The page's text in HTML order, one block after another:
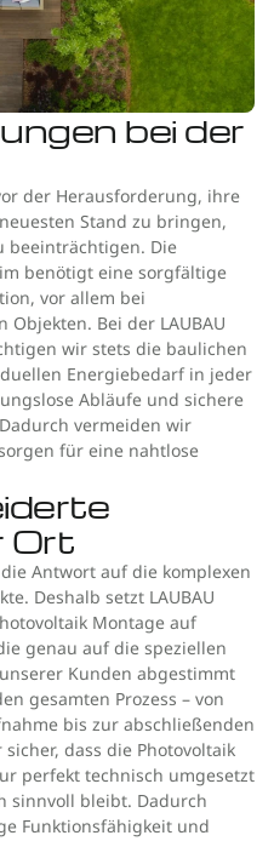
bei der
der Herausforderung, ihre
Stand zu bringen,
beeinträchtigen. Die
benötigt eine sorgfältige
vor allem bei
Bei der LAUBAU
wir stets die baulichen
Energiebedarf in jeder
Abläufe und sichere
vermeiden wir
für eine nahtlose
Ort
Antwort auf die komplexen
Deshalb setzt LAUBAU
Montage auf
genau auf die speziellen
Kunden abgestimmt
gesamten Prozess – von
bis zur abschließenden
dass die Photovoltaik
perfekt technisch umgesetzt
sinnvoll bleibt. Dadurch
Funktionsfähigkeit und